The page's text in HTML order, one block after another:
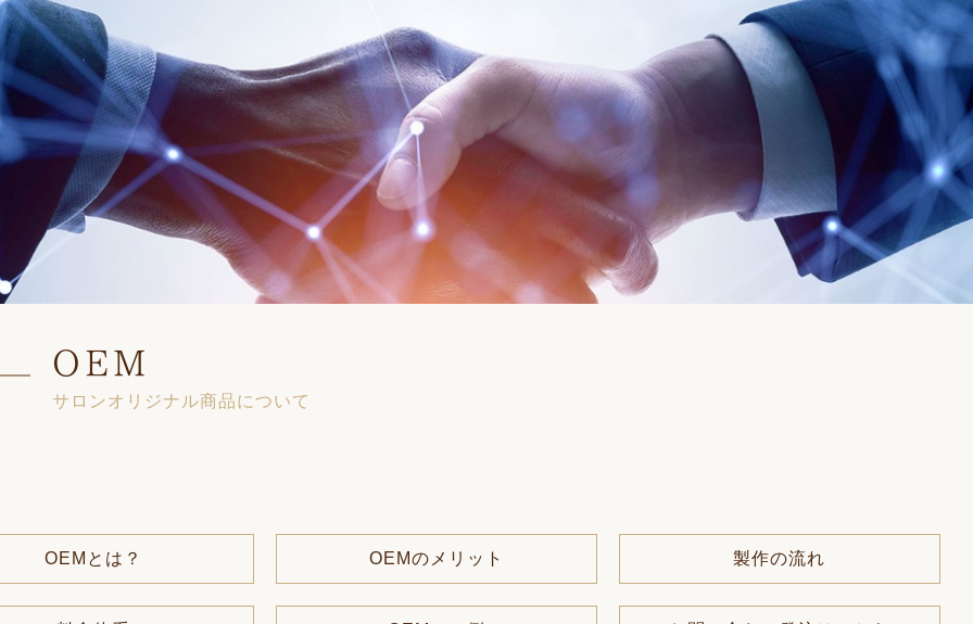
OEM
サロンオリジナル商品について
OEMとは？ OEMのメリット 製作の流れ